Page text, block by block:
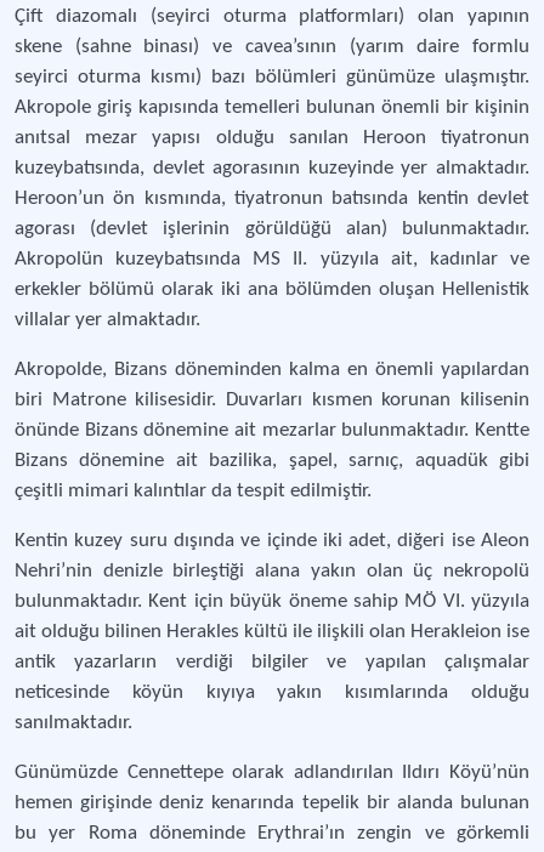
Çift diazomalı (seyirci oturma platformları) olan yapının
skene (sahne binası) ve cavea’sının (yarım daire formlu
seyirci oturma kısmı) bazı bölümleri günümüze ulaşmıştır.
Akropole giriş kapısında temelleri bulunan önemli bir kişinin
anıtsal mezar yapısı olduğu sanılan Heroon tiyatronun
kuzeybatısında, devlet agorasının kuzeyinde yer almaktadır.
Heroon’un ön kısmında, tiyatronun batısında kentin devlet
agorası (devlet işlerinin görüldüğü alan) bulunmaktadır.
Akropolün kuzeybatısında MS II. yüzyıla ait, kadınlar ve
erkekler bölümü olarak iki ana bölümden oluşan Hellenistik
villalar yer almaktadır.
Akropolde, Bizans döneminden kalma en önemli yapılardan
biri Matrone kilisesidir. Duvarları kısmen korunan kilisenin
önünde Bizans dönemine ait mezarlar bulunmaktadır. Kentte
Bizans dönemine ait bazilika, şapel, sarnıç, aquadük gibi
çeşitli mimari kalıntılar da tespit edilmiştir.
Kentin kuzey suru dışında ve içinde iki adet, diğeri ise Aleon
Nehri’nin denizle birleştiği alana yakın olan üç nekropolü
bulunmaktadır. Kent için büyük öneme sahip MÖ VI. yüzyıla
ait olduğu bilinen Herakles kültü ile ilişkili olan Herakleion ise
antik yazarların verdiği bilgiler ve yapılan çalışmalar
neticesinde köyün kıyıya yakın kısımlarında olduğu
sanılmaktadır.
Günümüzde Cennettepe olarak adlandırılan Ildırı Köyü’nün
hemen girişinde deniz kenarında tepelik bir alanda bulunan
bu yer Roma döneminde Erythrai’ın zengin ve görkemli